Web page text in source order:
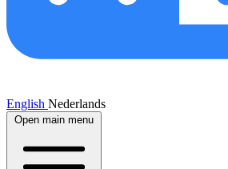
English Nederlands
Open main menu